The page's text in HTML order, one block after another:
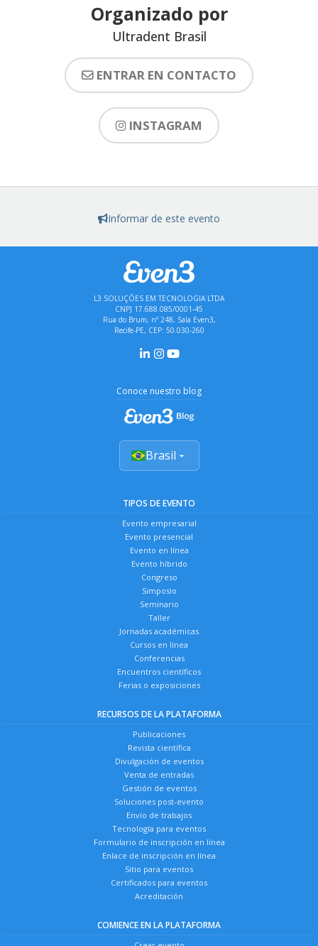
Organizado por
Ultradent Brasil
ENTRAR EN CONTACTO
INSTAGRAM
Informar de este evento
L3 SOLUÇÕES EM TECNOLOGIA LTDA
CNPJ 17.688.085/0001-45
Rua do Brum, nº 248, Sala Even3,
Recife-PE, CEP: 50.030-260
Conoce nuestro blog
Brasil
TIPOS DE EVENTO
Evento empresarial
Evento presencial
Evento en línea
Evento híbrido
Congreso
Simposio
Seminario
Taller
Jornadas académicas
Cursos en línea
Conferencias
Encuentros científicos
Ferias o exposiciones
RECURSOS DE LA PLATAFORMA
Publicaciones
Revista científica
Divulgación de eventos
Venta de entradas
Gestión de eventos
Soluciones post-evento
Envío de trabajos
Tecnología para eventos
Formulario de inscripción en línea
Enlace de inscripción en línea
Sitio para eventos
Certificados para eventos
Acreditación
COMIENCE EN LA PLATAFORMA